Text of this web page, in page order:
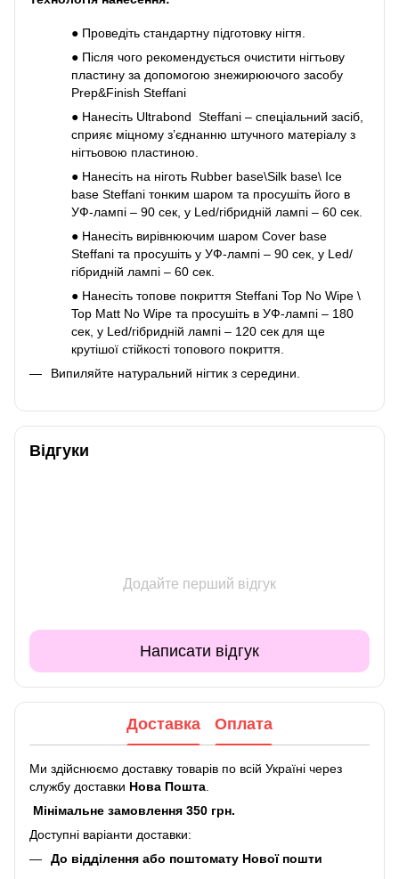
● Проведіть стандартну підготовку нігтя.
● Після чого рекомендується очистити нігтьову
пластину за допомогою знежирюючого засобу
Prep&Finish Steffani
● Нанесіть Ultrabond Steffani – спеціальний засіб,
сприяє міцному з’єднанню штучного матеріалу з
нігтьовою пластиною.
● Нанесіть на ніготь Rubber base\Silk base\ Ice
base Steffani тонким шаром та просушіть його в
УФ-лампі – 90 сек, у Led/гібридній лампі – 60 сек.
● Нанесіть вирівнюючим шаром Cover base
Steffani та просушіть у УФ-лампі – 90 сек, у Led/
гібридній лампі – 60 сек.
● Нанесіть топове покриття Steffani Top No Wipe \
Top Matt No Wipe та просушіть в УФ-лампі – 180
сек, у Led/гібридній лампі – 120 сек для ще
крутішої стійкості топового покриття.
Випиляйте натуральний нігтик з середини.
Відгуки
Додайте перший відгук
Написати відгук
Доставка Оплата
Ми здійснюємо доставку товарів по всій Україні через
службу доставки Нова Пошта
Мінімальне замовлення 350 грн.
Доступні варіанти доставки:
До відділення або поштомату Нової пошти